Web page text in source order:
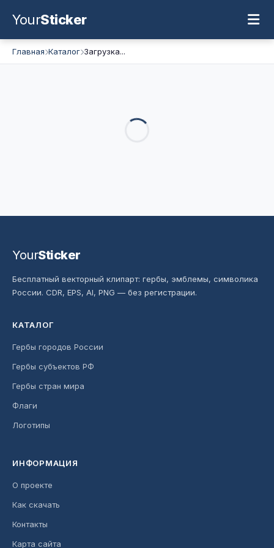
YourSticker
Главная Каталог Загрузка...
YourSticker
Бесплатный векторный клипарт: гербы, эмблемы, символика
России. CDR, EPS, AI, PNG — без регистрации.
КАТАЛОГ
Гербы городов России
Гербы субъектов РФ
Гербы стран мира
Флаги
Логотипы
ИНФОРМАЦИЯ
О проекте
Как скачать
Контакты
Карта сайта